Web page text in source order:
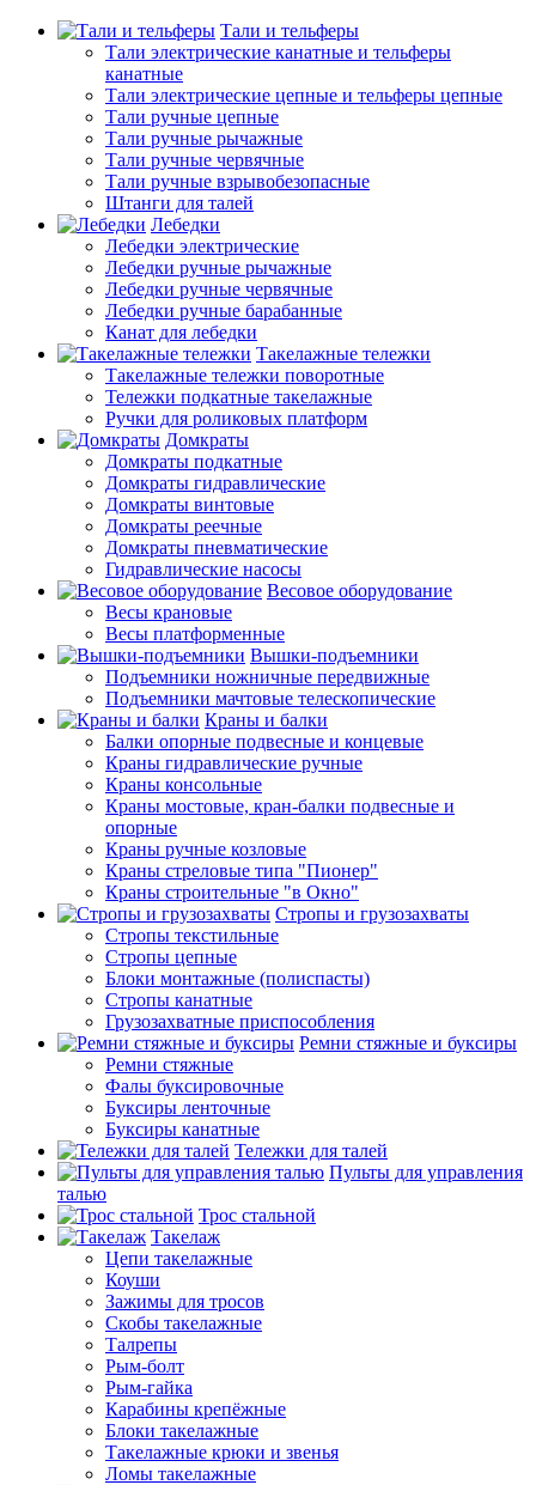
Тали и тельферы
Тали электрические канатные и тельферы
канатные
Тали электрические цепные и тельферы цепные
Тали ручные цепные
Тали ручные рычажные
Тали ручные червячные
Тали ручные взрывобезопасные
Штанги для талей
Лебедки
Лебедки электрические
Лебедки ручные рычажные
Лебедки ручные червячные
Лебедки ручные барабанные
Канат для лебедки
Такелажные тележки
Такелажные тележки поворотные
Тележки подкатные такелажные
Ручки для роликовых платформ
Домкраты
Домкраты подкатные
Домкраты гидравлические
Домкраты винтовые
Домкраты реечные
Домкраты пневматические
Гидравлические насосы
Весовое оборудование
Весы крановые
Весы платформенные
Вышки-подъемники
Подъемники ножничные передвижные
Подъемники мачтовые телескопические
Краны и балки
Балки опорные подвесные и концевые
Краны гидравлические ручные
Краны консольные
Краны мостовые, кран-балки подвесные и
опорные
Краны ручные козловые
Краны стреловые типа "Пионер"
Краны строительные "в Окно"
Стропы и грузозахваты
Стропы текстильные
Стропы цепные
Блоки монтажные (полиспасты)
Стропы канатные
Грузозахватные приспособления
Ремни стяжные и буксиры
Ремни стяжные
Фалы буксировочные
Буксиры ленточные
Буксиры канатные
Тележки для талей
Пульты для управления
талью
Трос стальной
Такелаж
Цепи такелажные
Коуши
Зажимы для тросов
Скобы такелажные
Талрепы
Рым-болт
Рым-гайка
Карабины крепёжные
Блоки такелажные
Такелажные крюки и звенья
Ломы такелажные